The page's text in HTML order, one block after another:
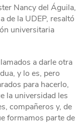
Nancy del Águila,
de la UDEP, resaltó
universitaria
a darle otra
y lo es, pero
para hacerlo,
la universidad les
compañeros y, de
formamos parte de